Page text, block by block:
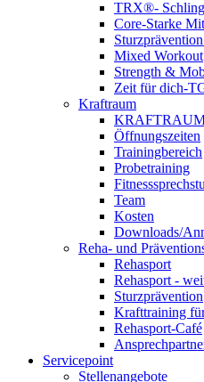
TRX®-
Core-Starke
Mixed Workout
Strength &
Zeit für dich-
Kraftraum
Öffnungszeiten
Trainingbereich
Probetraining
Team
Kosten
Downloads/
Reha- und
Rehasport
Rehasport -
Sturzprävention
Krafttraining
Rehasport-Café
Servicepoint
Stellenangebote